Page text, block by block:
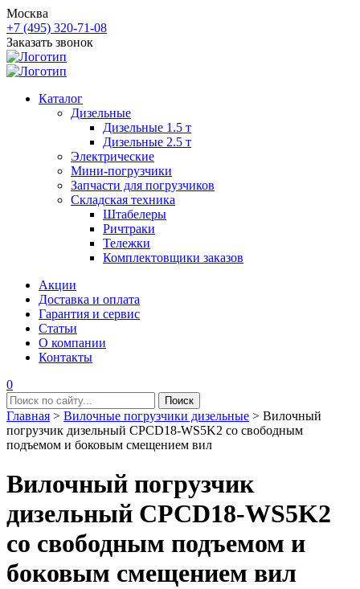
Москва
+7 (495) 320-71-08
Заказать звонок
Каталог
Дизельные
Дизельные 1.5 т
Дизельные 2.5 т
Электрические
Мини-погрузчики
Запчасти для погрузчиков
Складская техника
Штабелеры
Ричтраки
Тележки
Комплектовщики заказов
Акции
Доставка и оплата
Гарантия и сервис
Статьи
О компании
Контакты
0
Главная > Вилочные погрузчики дизельные > Вилочный
погрузчик дизельный CPCD18-WS5K2 со свободным
подъемом и боковым смещением вил
Вилочный погрузчик
дизельный CPCD18-WS5K2
со свободным подъемом и
боковым смещением вил